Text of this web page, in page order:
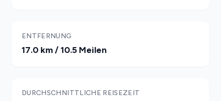
ENTFERNUNG
17.0 km / 10.5 Meilen
DURCHSCHNITTLICHE REISEZEIT